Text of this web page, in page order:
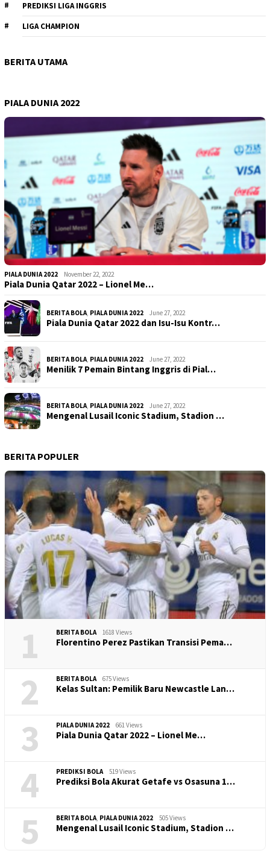
PREDIKSI LIGA INGGRIS
LIGA CHAMPION
BERITA UTAMA
PIALA DUNIA 2022
PIALA DUNIA 2022 November 22, 2022
Piala Dunia Qatar 2022 – Lionel Me…
BERITA BOLA, PIALA DUNIA 2022 June 27, 2022
Piala Dunia Qatar 2022 dan Isu-Isu Kontr…
BERITA BOLA, PIALA DUNIA 2022 June 27, 2022
Menilik 7 Pemain Bintang Inggris di Pial…
BERITA BOLA, PIALA DUNIA 2022 June 27, 2022
Mengenal Lusail Iconic Stadium, Stadion …
BERITA POPULER
1 BERITA BOLA 1618 Views
​Florentino Perez Pastikan Transisi Pema…
2 BERITA BOLA 675 Views
Kelas Sultan: Pemilik Baru Newcastle Lan…
3 PIALA DUNIA 2022 661 Views
Piala Dunia Qatar 2022 – Lionel Me…
4 PREDIKSI BOLA 519 Views
Prediksi Bola Akurat Getafe vs Osasuna 1…
5 BERITA BOLA, PIALA DUNIA 2022 505 Views
Mengenal Lusail Iconic Stadium, Stadion …